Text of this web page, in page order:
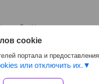
Deal.by
cookies
cookie
портала и
или отключить их.
на контент
▼